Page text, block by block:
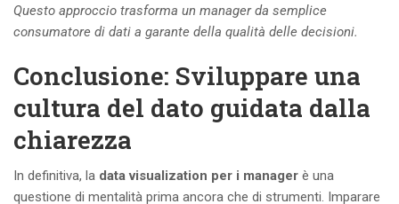
Questo approccio trasforma un manager da semplice
consumatore di dati a garante della qualità delle decisioni.
Conclusione: Sviluppare una
cultura del dato guidata dalla
chiarezza
In definitiva, la data visualization per i manager è una
questione di mentalità prima ancora che di strumenti. Imparare